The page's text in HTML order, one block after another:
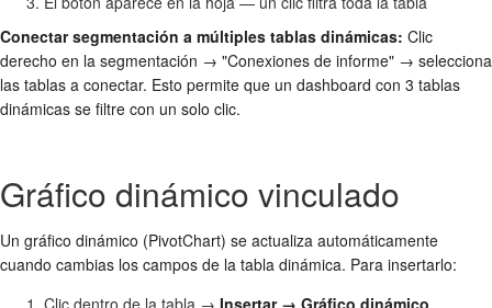
Conectar segmentación a múltiples tablas dinámicas: Clic
derecho en la segmentación → "Conexiones de informe" → selecciona
las tablas a conectar. Esto permite que un dashboard con 3 tablas
dinámicas se filtre con un solo clic.
Gráfico dinámico vinculado
Un gráfico dinámico (PivotChart) se actualiza automáticamente
cuando cambias los campos de la tabla dinámica. Para insertarlo:
Clic dentro de la tabla → Insertar → Gráfico dinámico